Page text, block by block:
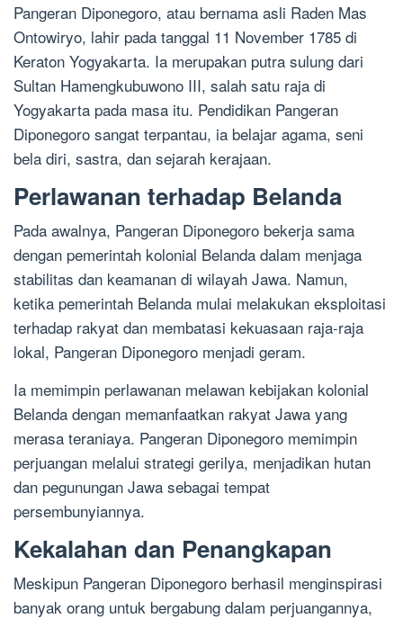
Pangeran Diponegoro, atau bernama asli Raden Mas
Ontowiryo, lahir pada tanggal 11 November 1785 di
Keraton Yogyakarta. Ia merupakan putra sulung dari
Sultan Hamengkubuwono III, salah satu raja di
Yogyakarta pada masa itu. Pendidikan Pangeran
Diponegoro sangat terpantau, ia belajar agama, seni
bela diri, sastra, dan sejarah kerajaan.
Perlawanan terhadap Belanda
Pada awalnya, Pangeran Diponegoro bekerja sama
dengan pemerintah kolonial Belanda dalam menjaga
stabilitas dan keamanan di wilayah Jawa. Namun,
ketika pemerintah Belanda mulai melakukan eksploitasi
terhadap rakyat dan membatasi kekuasaan raja-raja
lokal, Pangeran Diponegoro menjadi geram.
Ia memimpin perlawanan melawan kebijakan kolonial
Belanda dengan memanfaatkan rakyat Jawa yang
merasa teraniaya. Pangeran Diponegoro memimpin
perjuangan melalui strategi gerilya, menjadikan hutan
dan pegunungan Jawa sebagai tempat
persembunyiannya.
Kekalahan dan Penangkapan
Meskipun Pangeran Diponegoro berhasil menginspirasi
banyak orang untuk bergabung dalam perjuangannya,